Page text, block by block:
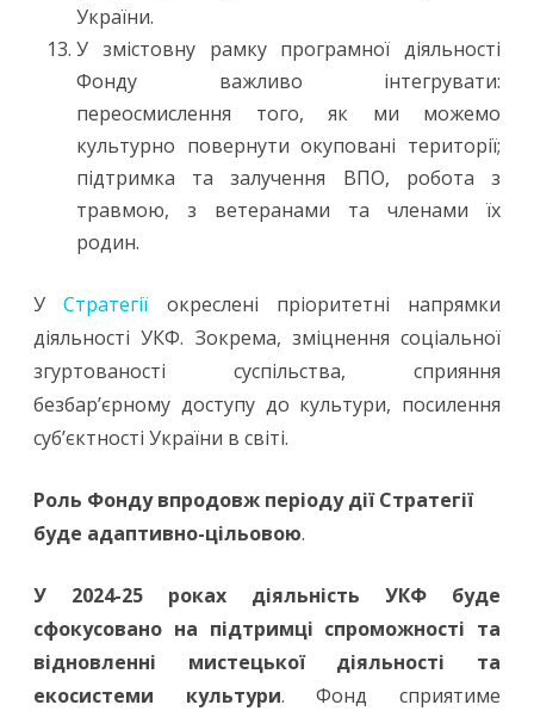
України.
У змістовну рамку програмної діяльності
Фонду важливо інтегрувати:
переосмислення того, як ми можемо
культурно повернути окуповані території;
підтримка та залучення ВПО, робота з
травмою, з ветеранами та членами їх
родин.
УСтратегії окреслені пріоритетні напрямки
діяльності УКФ. Зокрема, зміцнення соціальної
згуртованості суспільства, сприяння
безбар’єрному доступу до культури, посилення
суб’єктності України в світі.
Роль Фонду впродовж періоду дії Стратегії
буде адаптивно-цільовою.
У 2024-25 роках діяльність УКФ буде
сфокусовано на підтримці спроможності та
відновленні мистецької діяльності та
екосистеми культури. Фонд сприятиме